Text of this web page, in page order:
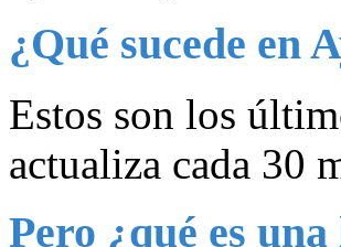
¿Qué sucede en
Estos son los
actualiza cada 30
Pero ¿qué es